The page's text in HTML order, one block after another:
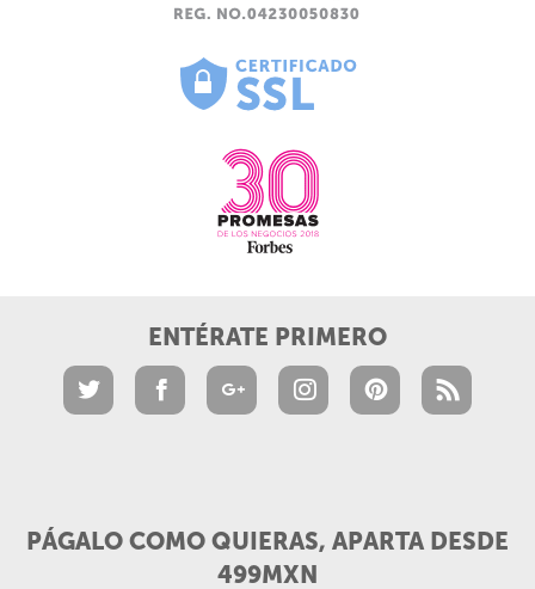
ENTÉRATE PRIMERO
PÁGALO COMO QUIERAS, APARTA DESDE
499MXN